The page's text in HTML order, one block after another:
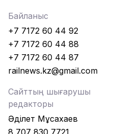
Байланыс
+7 7172 60 44 92
+7 7172 60 44 88
+7 7172 60 44 87
railnews.kz@gmail.com
Сайттың шығарушы
редакторы
Әділет Мұсахаев
8 707 830 7721